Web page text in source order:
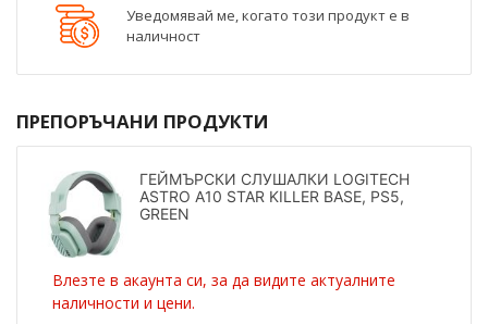
Уведомявай ме, когато този продукт е в
наличност
ПРЕПОРЪЧАНИ ПРОДУКТИ
ГЕЙМЪРСКИ СЛУШАЛКИ LOGITECH
ASTRO A10 STAR KILLER BASE, PS5,
GREEN
Влезте в акаунта си, за да видите актуалните
наличности и цени.